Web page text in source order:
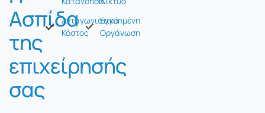
Ασπίδα
της
επιχείρησής
σας
Ανταγωνιστικό
Κόστος
Εγγυημένη
Οργάνωση